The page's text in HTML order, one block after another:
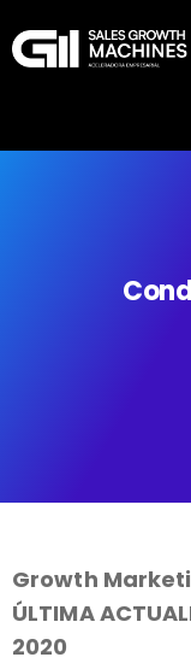
Growth
ÚLTIMA
2020